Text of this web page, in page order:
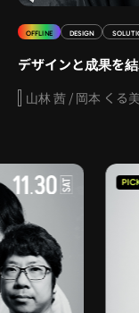
OFFLINE DESIGN
デザインと成果を
山林 茜 / 岡本 くる
PICKUP